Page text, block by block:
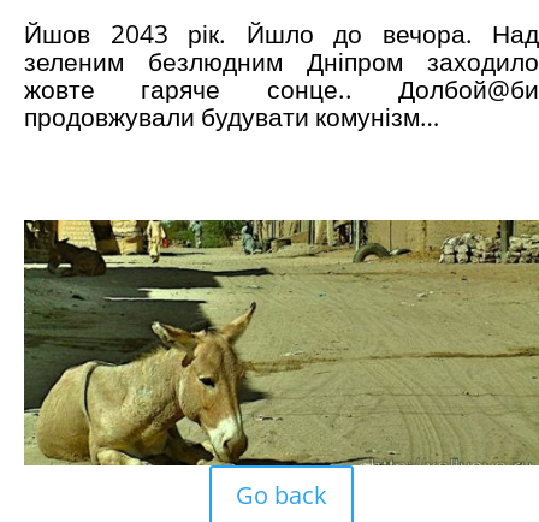
Йшов 2043 рік. Йшло до вечора. Над
зеленим безлюдним Дніпром заходило
жовте гаряче сонце.. Долбой@би
продовжували будувати комунізм…
Go back